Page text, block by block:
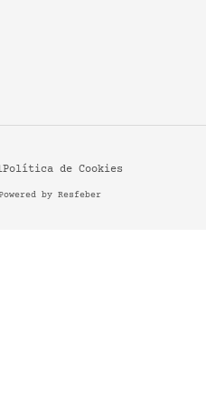
Política de Cookies
by Resfeber